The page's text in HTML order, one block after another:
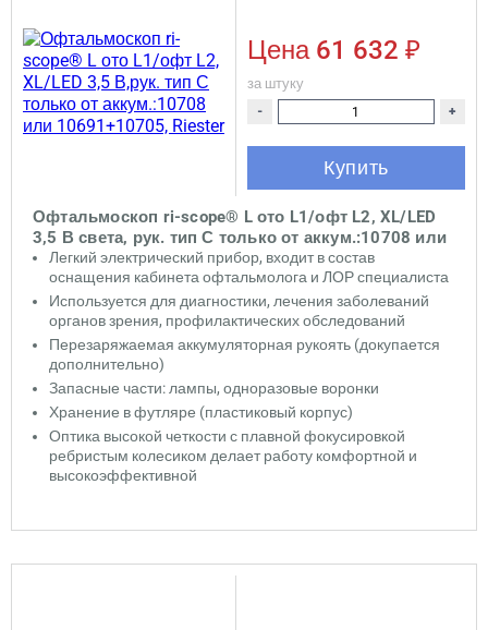
Офтальмоскоп ri-scope® L ото L1/офт L2, XL/LED
3,5 В света, рук. тип С только от аккум.:10708 или
10691+10705, Riester
Легкий электрический прибор, входит в состав
оснащения кабинета офтальмолога и ЛОР специалиста
Используется для диагностики, лечения заболеваний
органов зрения, профилактических обследований
Перезаряжаемая аккумуляторная рукоять (докупается
дополнительно)
Запасные части: лампы, одноразовые воронки
Хранение в футляре (пластиковый корпус)
Оптика высокой четкости с плавной фокусировкой
ребристым колесиком делает работу комфортной и
высокоэффективной
Цена 61 632 ₽
за штуку
- +
Купить